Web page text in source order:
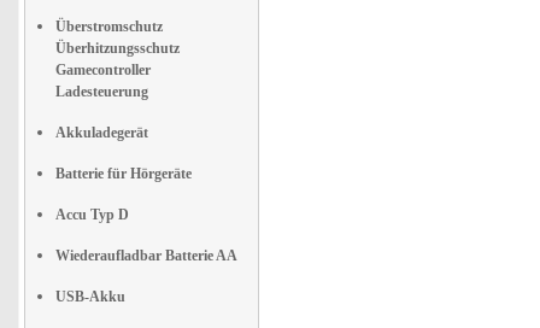
Überstromschutz
Überhitzungsschutz
Gamecontroller
Ladesteuerung
Akkuladegerät
Batterie für Hörgeräte
Accu Typ D
Wiederaufladbar Batterie AA
USB-Akku